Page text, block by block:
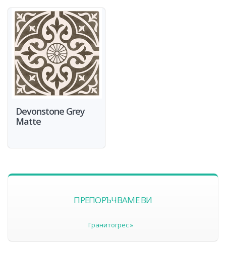
Devonstone Grey
Matte
ПРЕПОРЪЧВАМЕ ВИ
Гранитогрес »